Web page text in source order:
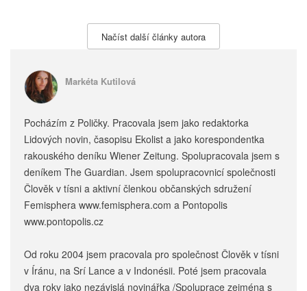
Načíst další články autora
Markéta Kutilová
Pocházím z Poličky. Pracovala jsem jako redaktorka
Lidových novin, časopisu Ekolist a jako korespondentka
rakouského deníku Wiener Zeitung. Spolupracovala jsem s
deníkem The Guardian. Jsem spolupracovnicí společnosti
Člověk v tísni a aktivní členkou občanských sdružení
Femisphera www.femisphera.com a Pontopolis
www.pontopolis.cz
Od roku 2004 jsem pracovala pro společnost Člověk v tísni
v Íránu, na Srí Lance a v Indonésii. Poté jsem pracovala
dva roky jako nezávislá novinářka /Spoluprace zejména s